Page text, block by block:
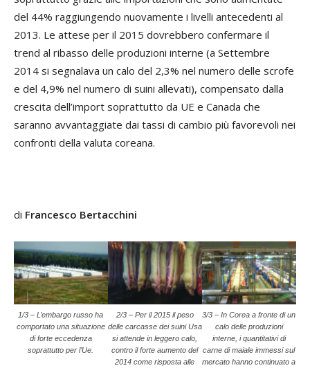
del 44% raggiungendo nuovamente i livelli antecedenti al
2013. Le attese per il 2015 dovrebbero confermare il
trend al ribasso delle produzioni interne (a Settembre
2014 si segnalava un calo del 2,3% nel numero delle scrofe
e del 4,9% nel numero di suini allevati), compensato dalla
crescita dell’import soprattutto da UE e Canada che
saranno avvantaggiate dai tassi di cambio più favorevoli nei
confronti della valuta coreana.
di Francesco Bertacchini
1/3 – L’embargo russo ha
comportato una situazione
di forte eccedenza
soprattutto per l’Ue.
2/3 – Per il 2015 il peso
delle carcasse dei suini Usa
si attende in leggero calo,
contro il forte aumento del
2014 come risposta alle
3/3 – In Corea a fronte di un
calo delle produzioni
interne, i quantitativi di
carne di maiale immessi sul
mercato hanno continuato a